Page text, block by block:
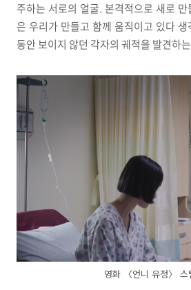
주하는 서로의 얼굴. 본격적으로 새로
은 우리가 만들고 함께 움직이고 있다
동안 보이지 않던 각자의 궤적을 발견하
영화 〈언니 유정〉 스